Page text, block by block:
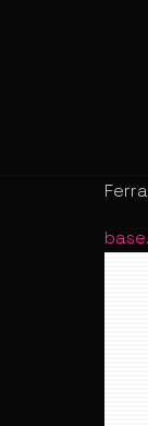
base.